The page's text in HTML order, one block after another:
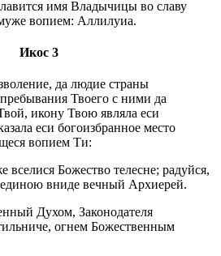
имя Владычицы во славу
вопием: Аллилуиа.
Икос 3
да людие страны
Твоего с ними да
икону Твою являла еси
еси богоизбранное место
вопием Ти:
Божество телесне; радуйся,
вниде вечный Архиерей.
Духом, Законодателя
огнем Божественным